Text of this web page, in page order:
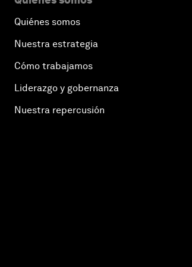
Quiénes somos
Nuestra estrategia
Cómo trabajamos
Liderazgo y gobernanza
Nuestra repercusión